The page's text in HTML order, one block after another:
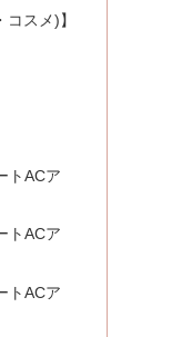
スメ)】
トACア
トACア
トACア